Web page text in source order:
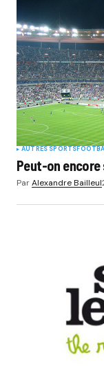
AUTRES SPORTS
Peut-on encore
ParAlexandre Bailleul